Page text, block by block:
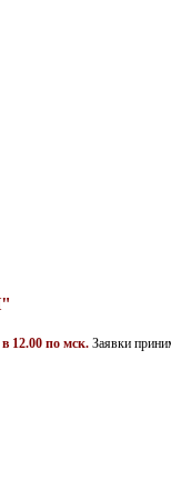
12.00 по мск. Заявки